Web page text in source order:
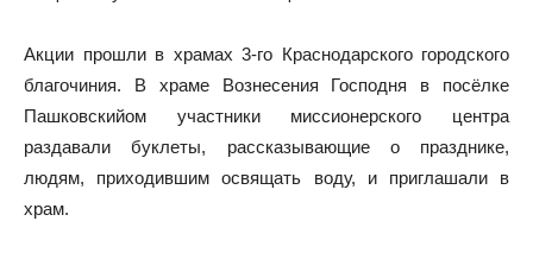
Акции прошли в храмах 3-го Краснодарского городского
благочиния. В храме Вознесения Господня в посёлке
Пашковскийом участники миссионерского центра
раздавали буклеты, рассказывающие о празднике,
людям, приходившим освящать воду, и приглашали в
храм.